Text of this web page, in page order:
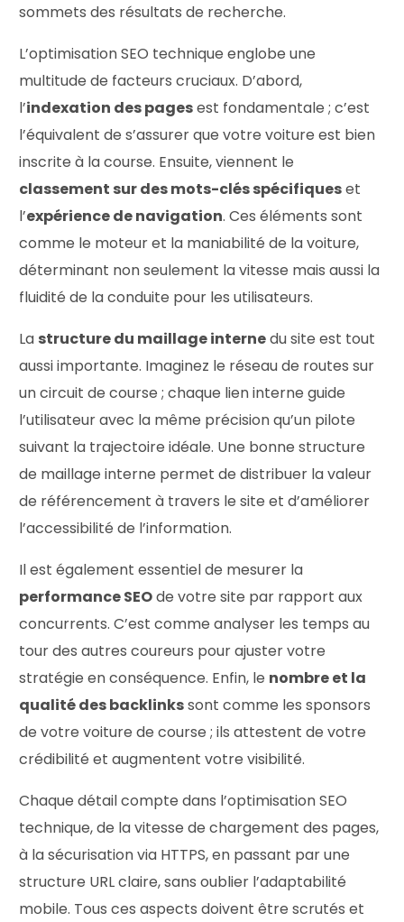
sommets des résultats de recherche.
L’optimisation SEO technique englobe une
multitude de facteurs cruciaux. D’abord,
l’indexation des pagesest fondamentale ; c’est
l’équivalent de s’assurer que votre voiture est bien
inscrite à la course. Ensuite, viennent le
classement sur des mots-clés spécifiqueset
l’expérience de navigation. Ces éléments sont
comme le moteur et la maniabilité de la voiture,
déterminant non seulement la vitesse mais aussi la
fluidité de la conduite pour les utilisateurs.
La structure du maillage internedu site est tout
aussi importante. Imaginez le réseau de routes sur
un circuit de course ; chaque lien interne guide
l’utilisateur avec la même précision qu’un pilote
suivant la trajectoire idéale. Une bonne structure
de maillage interne permet de distribuer la valeur
de référencement à travers le site et d’améliorer
l’accessibilité de l’information.
Il est également essentiel de mesurer la
performance SEOde votre site par rapport aux
concurrents. C’est comme analyser les temps au
tour des autres coureurs pour ajuster votre
stratégie en conséquence. Enfin, le nombre et la
qualité des backlinkssont comme les sponsors
de votre voiture de course ; ils attestent de votre
crédibilité et augmentent votre visibilité.
Chaque détail compte dans l’optimisation SEO
technique, de la vitesse de chargement des pages,
à la sécurisation via HTTPS, en passant par une
structure URL claire, sans oublier l’adaptabilité
mobile. Tous ces aspects doivent être scrutés et